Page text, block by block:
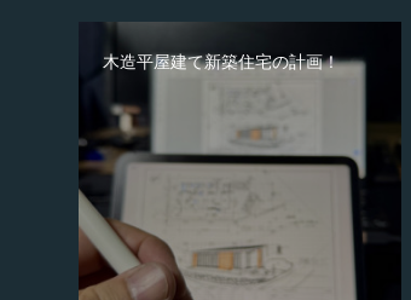
木造平屋建て新築住宅の計画！